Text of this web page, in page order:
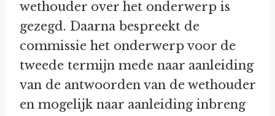
wethouder over het onderwerp is
gezegd. Daarna bespreekt de
commissie het onderwerp voor de
tweede termijn mede naar aanleiding
van de antwoorden van de wethouder
en mogelijk naar aanleiding inbreng